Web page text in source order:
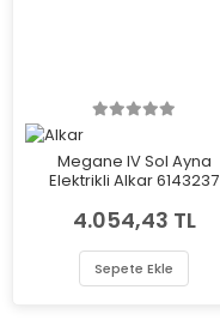
Megane IV Sol Ayna
Elektrikli Alkar 6143237
4.054,43 TL
Sepete Ekle